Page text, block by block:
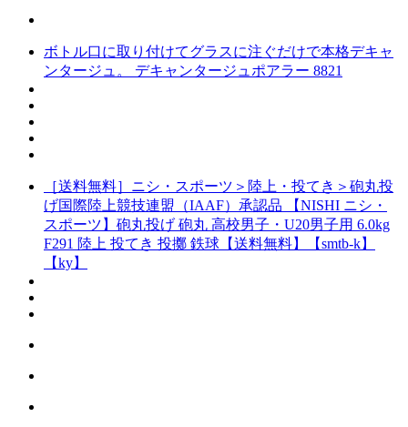
ボトル口に取り付けてグラスに注ぐだけで本格デキャ
ンタージュ。 デキャンタージュポアラー 8821
［送料無料］ニシ・スポーツ＞陸上・投てき＞砲丸投
げ国際陸上競技連盟（IAAF）承認品 【NISHI ニシ・
スポーツ】砲丸投げ 砲丸 高校男子・U20男子用 6.0kg
F291 陸上 投てき 投擲 鉄球【送料無料】【smtb-k】
【ky】